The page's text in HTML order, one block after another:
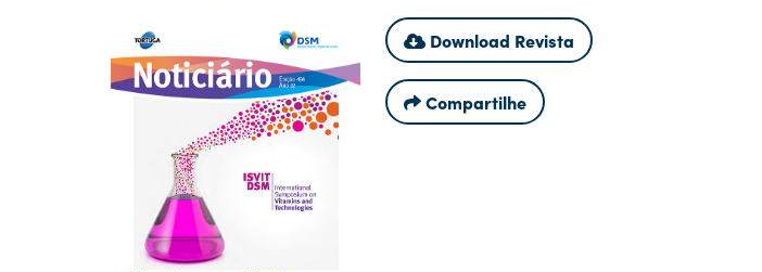
Download Revista
Compartilhe